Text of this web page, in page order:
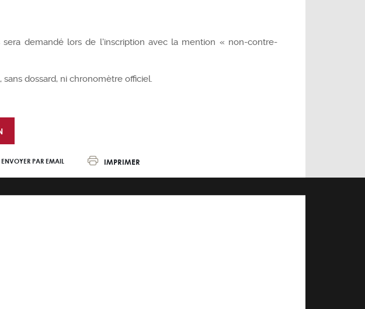
demandé lors de l'inscription avec la mention « non-contre-
dossard, ni chronomètre officiel.
ENVOYER PAR EMAIL IMPRIMER